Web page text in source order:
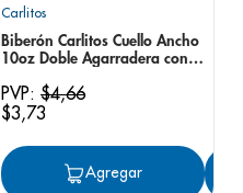
Agregar
Carlitos
Biberón Carlitos Cuello Ancho
10oz Doble Agarradera con
PVP: $4,66
$3,73
Agregar